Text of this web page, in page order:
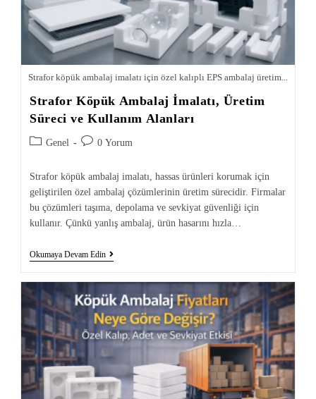
Strafor köpük ambalaj imalatı için özel kalıplı EPS ambalaj üretim...
Strafor Köpük Ambalaj İmalatı, Üretim
Süreci ve Kullanım Alanları
Genel 0 Yorum
Strafor köpük ambalaj imalatı, hassas ürünleri korumak için
geliştirilen özel ambalaj çözümlerinin üretim sürecidir. Firmalar
bu çözümleri taşıma, depolama ve sevkiyat güvenliği için
kullanır. Çünkü yanlış ambalaj, ürün hasarını hızla…
Okumaya Devam Edin